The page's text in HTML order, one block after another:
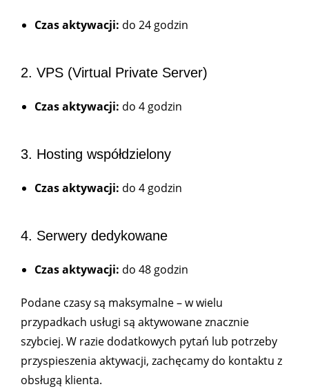
Czas aktywacji: do 24 godzin
2. VPS (Virtual Private Server)
Czas aktywacji: do 4 godzin
3. Hosting współdzielony
Czas aktywacji: do 4 godzin
4. Serwery dedykowane
Czas aktywacji: do 48 godzin
Podane czasy są maksymalne – w wielu
przypadkach usługi są aktywowane znacznie
szybciej. W razie dodatkowych pytań lub potrzeby
przyspieszenia aktywacji, zachęcamy do kontaktu z
obsługą klienta.